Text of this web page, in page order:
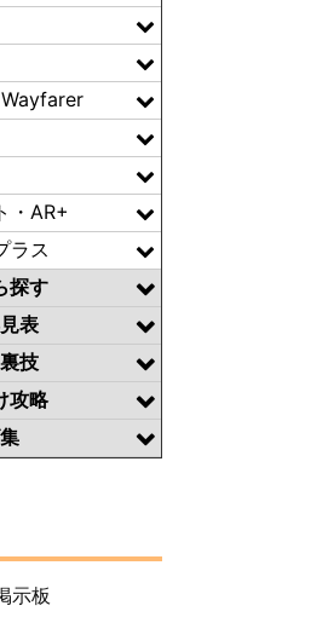
・AR+
ラス
探す
表
技
攻略
示板